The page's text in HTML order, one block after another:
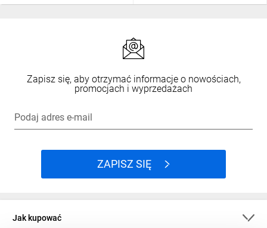
Zapisz się, aby otrzymać informacje o nowościach,
promocjach i wyprzedażach
Podaj adres e-mail
ZAPISZ SIĘ
Jak kupować